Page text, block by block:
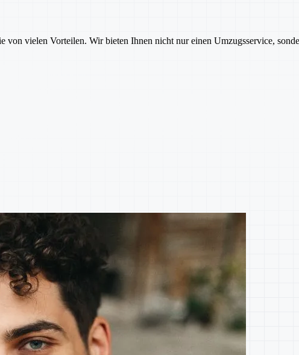
von vielen Vorteilen. Wir bieten Ihnen nicht nur einen Umzugsservice,